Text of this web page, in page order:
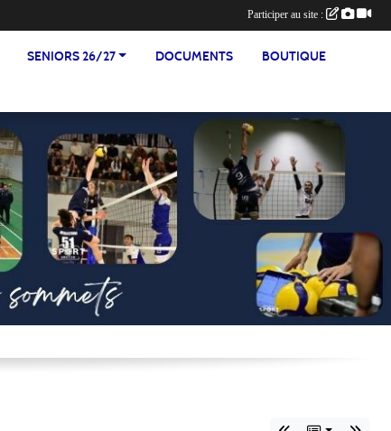
SENIORS 26/27 DOCUMENTS
BOUTIQUE
Participer au site :